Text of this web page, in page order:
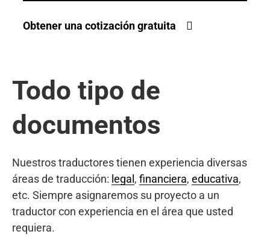
Obtener una cotización gratuita
Todo tipo de
documentos
Nuestros traductores tienen experiencia diversas
áreas de traducción: legal , financiera, educativa,
etc. Siempre asignaremos su proyecto a un
traductor con experiencia en el área que usted
requiera.